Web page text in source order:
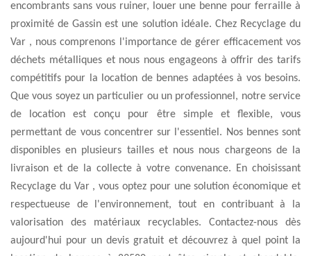
encombrants sans vous ruiner, louer une benne pour ferraille à
proximité de Gassin est une solution idéale. Chez Recyclage du
Var , nous comprenons l'importance de gérer efficacement vos
déchets métalliques et nous nous engageons à offrir des tarifs
compétitifs pour la location de bennes adaptées à vos besoins.
Que vous soyez un particulier ou un professionnel, notre service
de location est conçu pour être simple et flexible, vous
permettant de vous concentrer sur l'essentiel. Nos bennes sont
disponibles en plusieurs tailles et nous nous chargeons de la
livraison et de la collecte à votre convenance. En choisissant
Recyclage du Var , vous optez pour une solution économique et
respectueuse de l'environnement, tout en contribuant à la
valorisation des matériaux recyclables. Contactez-nous dès
aujourd'hui pour un devis gratuit et découvrez à quel point la